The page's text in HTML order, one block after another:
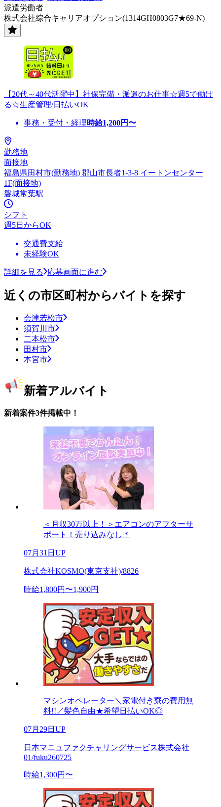
派遣労働者
株式会社綜合キャリアオプション(1314GH0803G7★69-N)
【20代～40代活躍中】社保完備・派遣のお仕事☆週5で働け
る☆生産管理/日払いOK
事務・受付・経理時給1,200円〜
勤務地
面接地
福島県田村市(勤務地) 郡山市長者1-3-8 イートンセンター
1F(面接地)
磐城常葉駅
シフト
週5日からOK
交通費支給
未経験OK
詳細を見る 応募画面に進む
近くの市区町村からバイトを探す
会津若松市
須賀川市
二本松市
田村市
本宮市
新着アルバイト
新着案件3件掲載中！
＜月収30万以上！＞エアコンのアフターサ
ポート！売り込みなし＊
07月31日UP
株式会社KOSMO(東京支社)/8826
時給1,800円〜1,900円
マシンオペレーター＼家電付き寮の費用無
料!!／髪色自由★希望日払いOK◎
07月29日UP
日本マニュファクチャリングサービス株式会社
01/fuku260725
時給1,300円〜